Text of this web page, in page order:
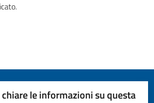
le informazioni su questa